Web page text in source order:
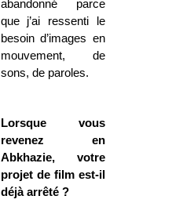
abandonné parce
que j’ai ressenti le
besoin d’images en
mouvement, de
sons, de paroles.
Lorsque vous
revenez en
Abkhazie, votre
projet de film est-il
déjà arrêté ?